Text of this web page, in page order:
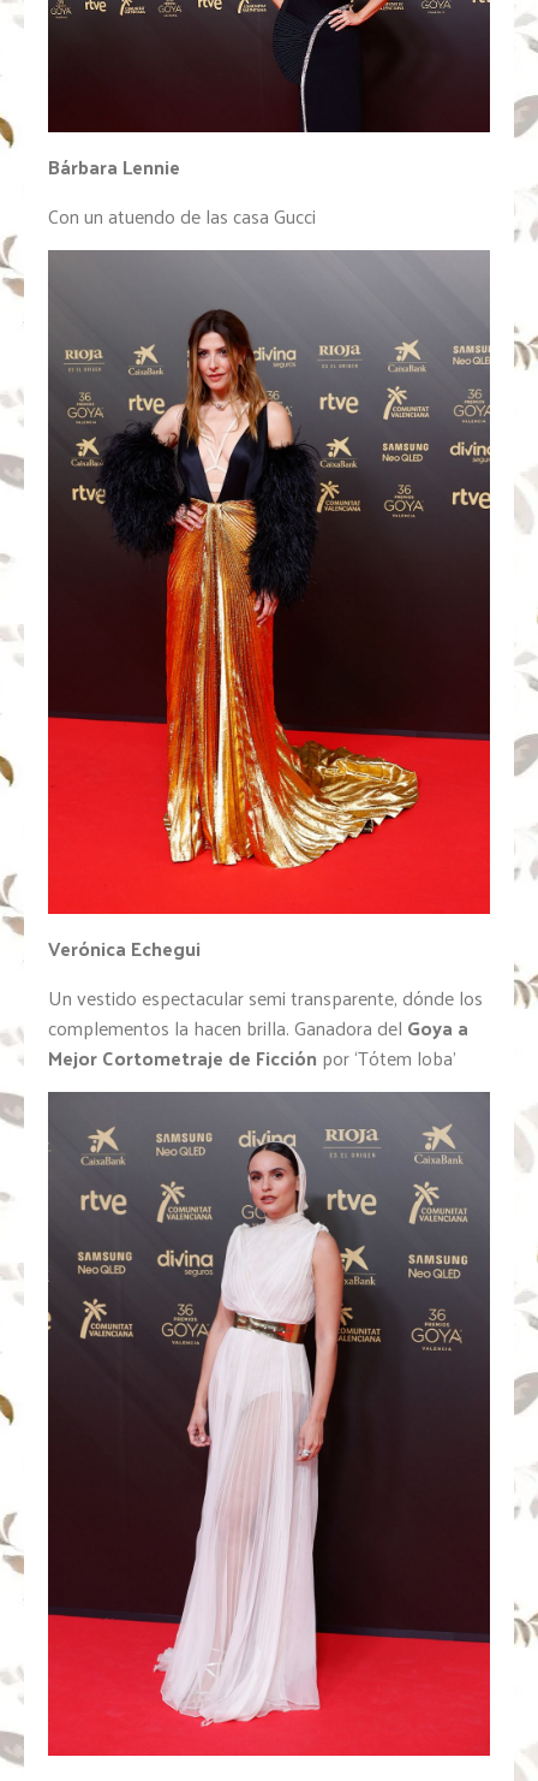
Bárbara Lennie
Con un atuendo de las casa Gucci
Verónica Echegui
Un vestido espectacular semi transparente, dónde los
complementos la hacen brilla. Ganadora del Goya a
Mejor Cortometraje de Ficción por ‘Tótem loba’